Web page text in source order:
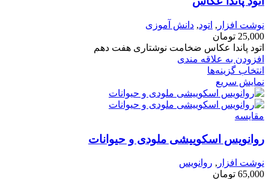
نوشت افزار , اتود, دانش آموزی
25,000 تومان
اتود پاندا عکاس ضخامت نوشتاری هفت دهم
افزودن به علاقه مندی
انتخاب گزینه‌ها
نمایش سریع
مقايسه
روانویس اسکوییشی ملودی و حیوانات
نوشت افزار , روانویس
65,000 تومان